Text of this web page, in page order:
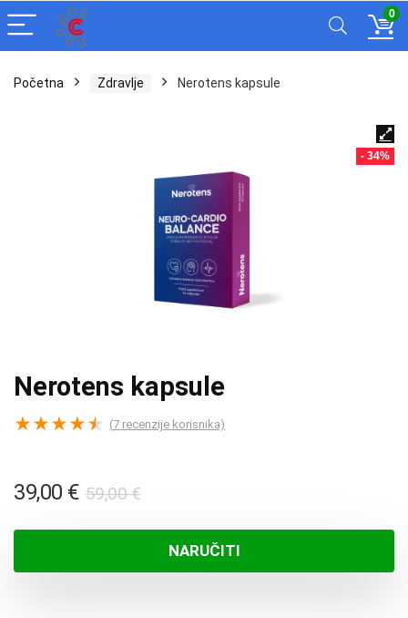
0
Početna Zdravlje Nerotens kapsule
- 34%
Nerotens kapsule
★★★★★ (7 recenzije korisnika)
59,00€Izvorna
bila
je:
39,00 €
Trenutna
39,00 €.
NARUČITI